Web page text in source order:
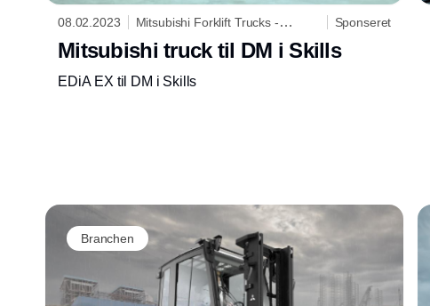
08.02.2023
Mitsubishi Forklift Trucks -
Sponseret
Mitsubishi truck til DM i Skills
EDiA EX til DM i Skills
Branchen